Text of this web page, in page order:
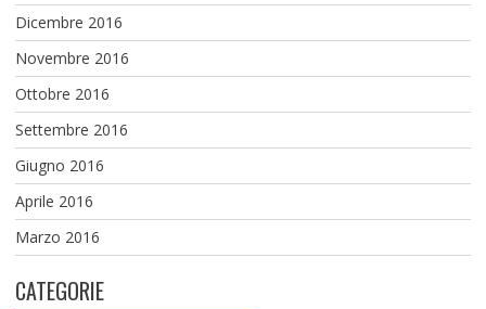
Dicembre 2016
Novembre 2016
Ottobre 2016
Settembre 2016
Giugno 2016
Aprile 2016
Marzo 2016
CATEGORIE